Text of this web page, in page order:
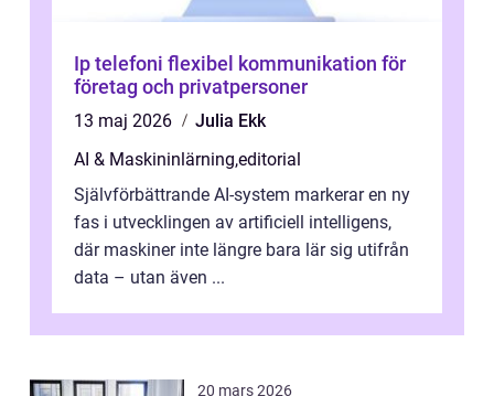
Ip telefoni flexibel kommunikation för
företag och privatpersoner
13 maj 2026
Julia Ekk
AI & Maskininlärning,editorial
Självförbättrande AI-system markerar en ny
fas i utvecklingen av artificiell intelligens,
där maskiner inte längre bara lär sig utifrån
data – utan även ...
20 mars 2026